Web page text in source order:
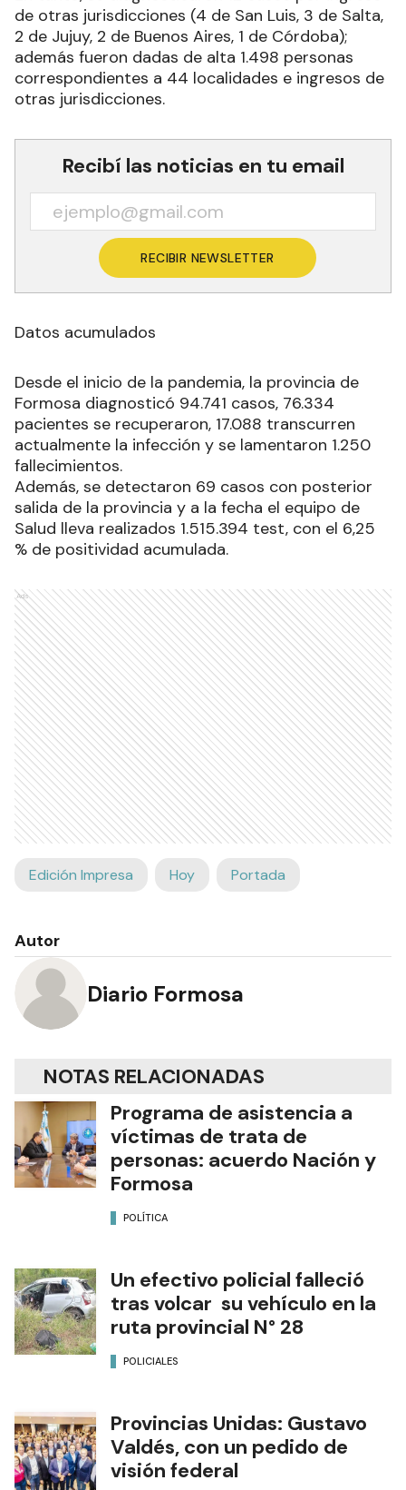
de otras jurisdicciones (4 de San Luis, 3 de Salta,
2 de Jujuy, 2 de Buenos Aires, 1 de Córdoba);
además fueron dadas de alta 1.498 personas
correspondientes a 44 localidades e ingresos de
otras jurisdicciones.
Recibí las noticias en tu email
RECIBIR NEWSLETTER
Datos acumulados
Desde el inicio de la pandemia, la provincia de
Formosa diagnosticó 94.741 casos, 76.334
pacientes se recuperaron, 17.088 transcurren
actualmente la infección y se lamentaron 1.250
fallecimientos.
Además, se detectaron 69 casos con posterior
salida de la provincia y a la fecha el equipo de
Salud lleva realizados 1.515.394 test, con el 6,25
% de positividad acumulada.
Ads
Edición Impresa Hoy Portada
Autor
Diario Formosa
NOTAS RELACIONADAS
Programa de asistencia a
víctimas de trata de
personas: acuerdo Nación y
Formosa
POLÍTICA
Un efectivo policial falleció
tras volcar su vehículo en la
ruta provincial N° 28
POLICIALES
Provincias Unidas: Gustavo
Valdés, con un pedido de
visión federal